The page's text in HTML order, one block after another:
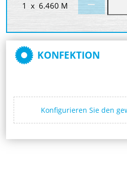
1 x 6.460 M
KONFEKTION
Konfigurieren Sie den